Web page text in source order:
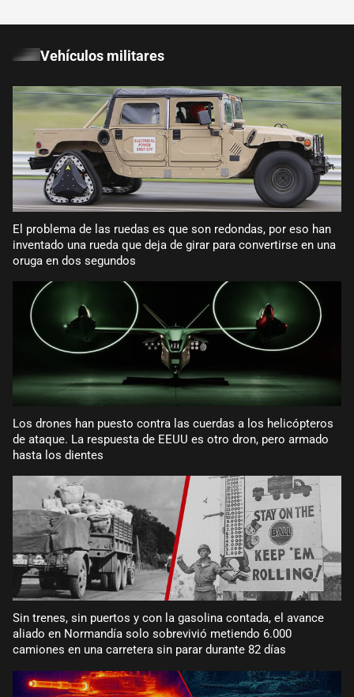
Vehículos militares
El problema de las ruedas es que son redondas, por eso han
inventado una rueda que deja de girar para convertirse en una
oruga en dos segundos
Los drones han puesto contra las cuerdas a los helicópteros
de ataque. La respuesta de EEUU es otro dron, pero armado
hasta los dientes
Sin trenes, sin puertos y con la gasolina contada, el avance
aliado en Normandía solo sobrevivió metiendo 6.000
camiones en una carretera sin parar durante 82 días